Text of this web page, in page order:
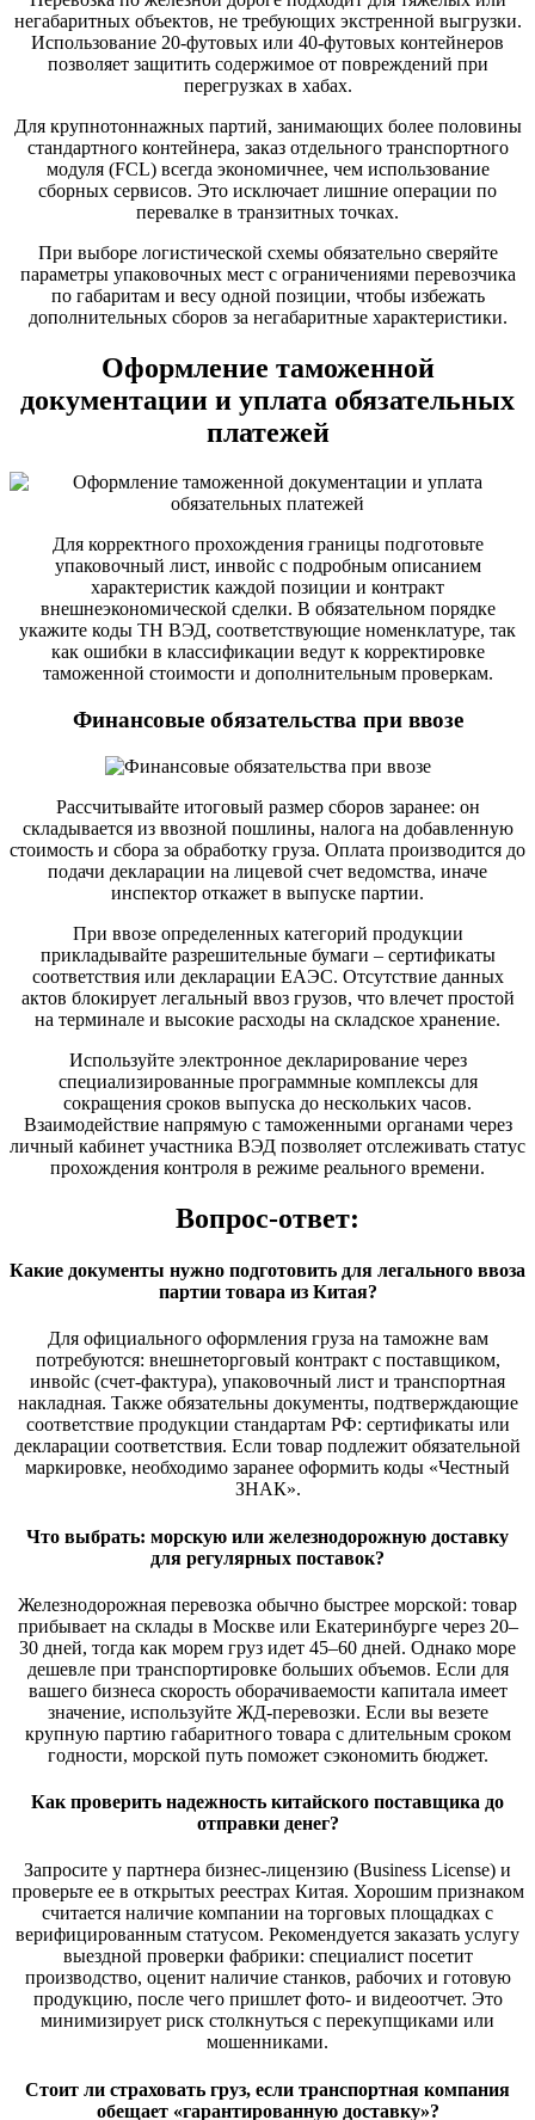
негабаритных объектов, не требующих экстренной выгрузки.
Использование 20-футовых или 40-футовых контейнеров
позволяет защитить содержимое от повреждений при
перегрузках в хабах.
Для крупнотоннажных партий, занимающих более половины
стандартного контейнера, заказ отдельного транспортного
модуля (FCL) всегда экономичнее, чем использование
сборных сервисов. Это исключает лишние операции по
перевалке в транзитных точках.
При выборе логистической схемы обязательно сверяйте
параметры упаковочных мест с ограничениями перевозчика
по габаритам и весу одной позиции, чтобы избежать
дополнительных сборов за негабаритные характеристики.
Оформление таможенной
документации и уплата обязательных
платежей
Для корректного прохождения границы подготовьте
упаковочный лист, инвойс с подробным описанием
характеристик каждой позиции и контракт
внешнеэкономической сделки. В обязательном порядке
укажите коды ТН ВЭД, соответствующие номенклатуре, так
как ошибки в классификации ведут к корректировке
таможенной стоимости и дополнительным проверкам.
Финансовые обязательства при ввозе
Рассчитывайте итоговый размер сборов заранее: он
складывается из ввозной пошлины, налога на добавленную
стоимость и сбора за обработку груза. Оплата производится до
подачи декларации на лицевой счет ведомства, иначе
инспектор откажет в выпуске партии.
При ввозе определенных категорий продукции
прикладывайте разрешительные бумаги – сертификаты
соответствия или декларации ЕАЭС. Отсутствие данных
актов блокирует легальный ввоз грузов, что влечет простой
на терминале и высокие расходы на складское хранение.
Используйте электронное декларирование через
специализированные программные комплексы для
сокращения сроков выпуска до нескольких часов.
Взаимодействие напрямую с таможенными органами через
личный кабинет участника ВЭД позволяет отслеживать статус
прохождения контроля в режиме реального времени.
Вопрос-ответ:
Какие документы нужно подготовить для легального ввоза
партии товара из Китая?
Для официального оформления груза на таможне вам
потребуются: внешнеторговый контракт с поставщиком,
инвойс (счет-фактура), упаковочный лист и транспортная
накладная. Также обязательны документы, подтверждающие
соответствие продукции стандартам РФ: сертификаты или
декларации соответствия. Если товар подлежит обязательной
маркировке, необходимо заранее оформить коды «Честный
ЗНАК».
Что выбрать: морскую или железнодорожную доставку
для регулярных поставок?
Железнодорожная перевозка обычно быстрее морской: товар
прибывает на склады в Москве или Екатеринбурге через 20–
30 дней, тогда как морем груз идет 45–60 дней. Однако море
дешевле при транспортировке больших объемов. Если для
вашего бизнеса скорость оборачиваемости капитала имеет
значение, используйте ЖД-перевозки. Если вы везете
крупную партию габаритного товара с длительным сроком
годности, морской путь поможет сэкономить бюджет.
Как проверить надежность китайского поставщика до
отправки денег?
Запросите у партнера бизнес-лицензию (Business License) и
проверьте ее в открытых реестрах Китая. Хорошим признаком
считается наличие компании на торговых площадках с
верифицированным статусом. Рекомендуется заказать услугу
выездной проверки фабрики: специалист посетит
производство, оценит наличие станков, рабочих и готовую
продукцию, после чего пришлет фото- и видеоотчет. Это
минимизирует риск столкнуться с перекупщиками или
мошенниками.
Стоит ли страховать груз, если транспортная компания
обещает «гарантированную доставку»?